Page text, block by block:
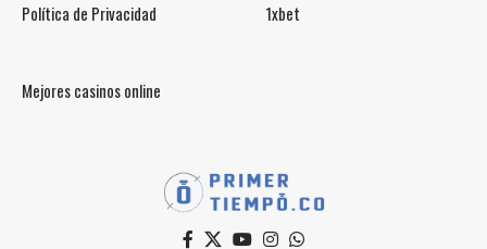
Política de Privacidad 1xbet
Mejores casinos online